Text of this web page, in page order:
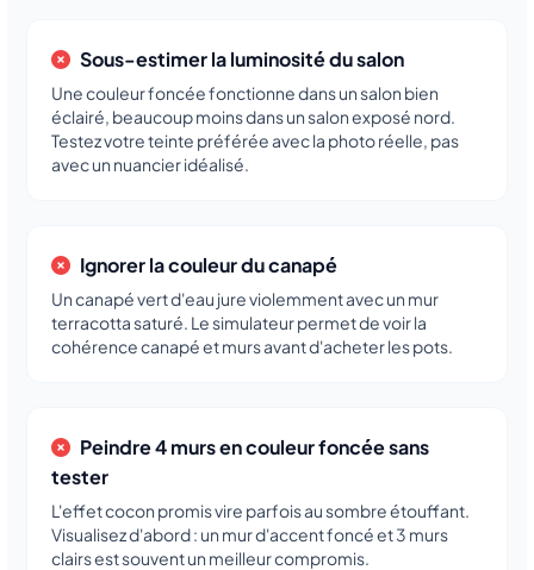
Sous-estimer la luminosité du salon
Une couleur foncée fonctionne dans un salon bien
éclairé, beaucoup moins dans un salon exposé nord.
Testez votre teinte préférée avec la photo réelle, pas
avec un nuancier idéalisé.
Ignorer la couleur du canapé
Un canapé vert d'eau jure violemment avec un mur
terracotta saturé. Le simulateur permet de voir la
cohérence canapé et murs avant d'acheter les pots.
Peindre 4 murs en couleur foncée sans
tester
L'effet cocon promis vire parfois au sombre étouffant.
Visualisez d'abord : un mur d'accent foncé et 3 murs
clairs est souvent un meilleur compromis.